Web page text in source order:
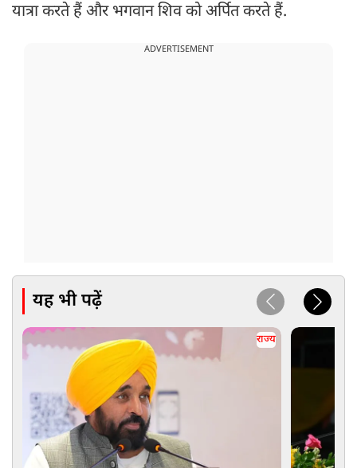
यात्रा करते हैं और भगवान शिव को अर्पित करते हैं.
ADVERTISEMENT
यह भी पढ़ें
राज्य